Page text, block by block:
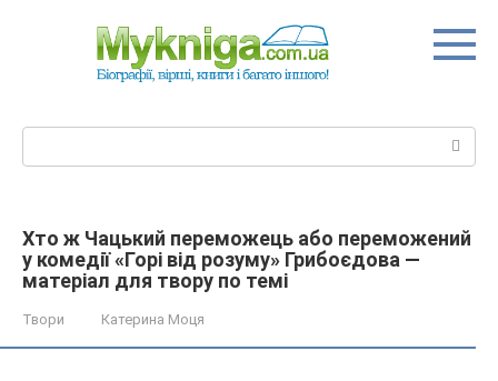
Хто ж Чацький переможець або переможений
у комедії «Горі від розуму» Грибоєдова —
матеріал для твору по темі
Твори Катерина Моця